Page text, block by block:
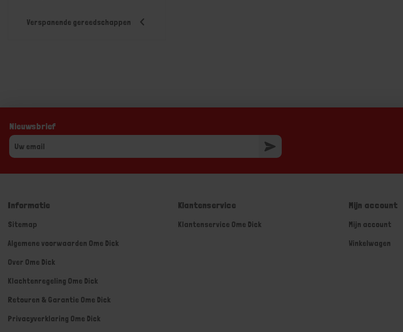
Verspanende gereedschappen
Nieuwsbrief
Informatie
Sitemap
Algemene voorwaarden Ome Dick
Over Ome Dick
Klachtenregeling Ome Dick
Retouren & Garantie Ome Dick
Privacyverklaring Ome Dick
Klantenservice
Klantenservice Ome Dick
Mijn account
Mijn account
Winkelwagen